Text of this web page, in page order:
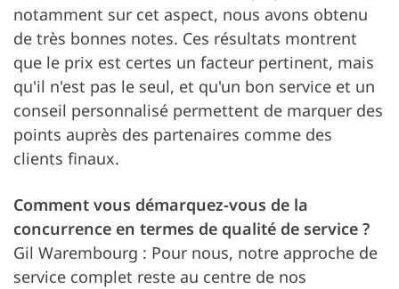
notamment sur cet aspect, nous avons obtenu
de très bonnes notes. Ces résultats montrent
que le prix est certes un facteur pertinent, mais
qu'il n'est pas le seul, et qu'un bon service et un
conseil personnalisé permettent de marquer des
points auprès des partenaires comme des
clients finaux.
Comment vous démarquez-vous de la
concurrence en termes de qualité de service ?
Gil Warembourg : Pour nous, notre approche de
service complet reste au centre de nos